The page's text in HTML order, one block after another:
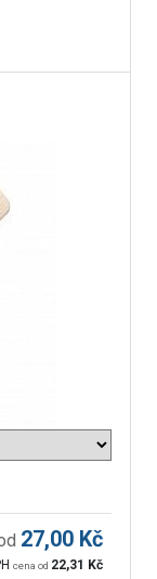
27,00 Kč
cena od 22,31 Kč